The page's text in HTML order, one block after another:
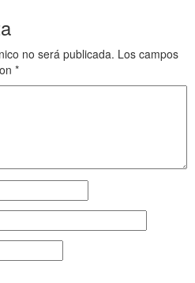
no será publicada. Los campos
*